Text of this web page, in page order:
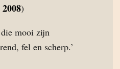
2008)
mooi zijn
fel en scherp.’